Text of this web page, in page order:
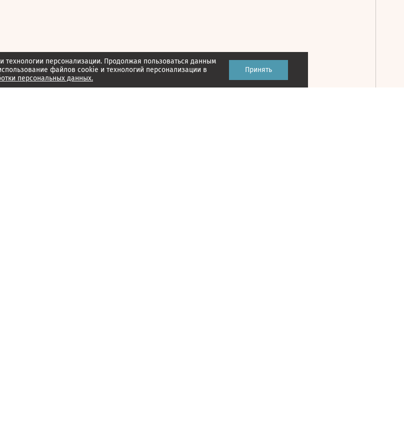
персонализации. Продолжая пользоваться данным
файлов cookie и технологий персонализации в
персональных данных.
Принять